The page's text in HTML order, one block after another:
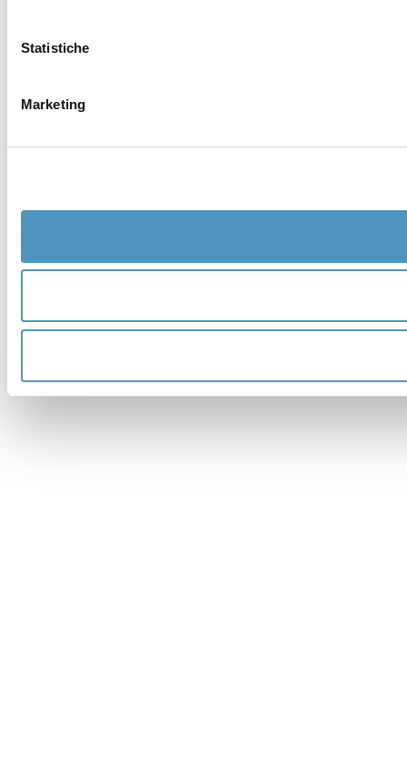
Statistiche
Marketing